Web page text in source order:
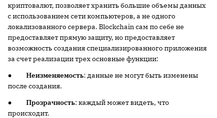
криптовалют, позволяет хранить большие объемы данных
с использованием сети компьютеров, а не одного
локализованного сервера. Blockchain сам по себе не
предоставляет прямую защиту, но предоставляет
возможность создания специализированного приложения
за счет реализации трех основные функции:
● Неизменяемость: данные не могут быть изменены
после создания.
● Прозрачность: каждый может видеть, что
происходит.